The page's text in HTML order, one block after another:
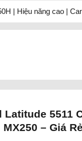
| Hiệu năng cao |
Latitude 5511
– Giá